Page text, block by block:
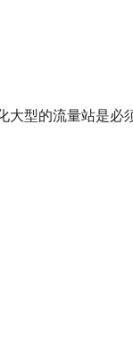
型的流量站是必